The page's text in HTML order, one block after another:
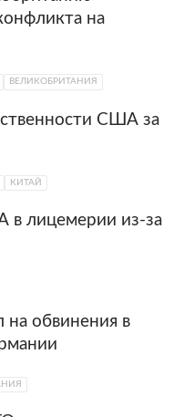
на
ВЕЛИКОБРИТАНИЯ
США за
КИТАЙ
лицемерии из-за
обвинения в